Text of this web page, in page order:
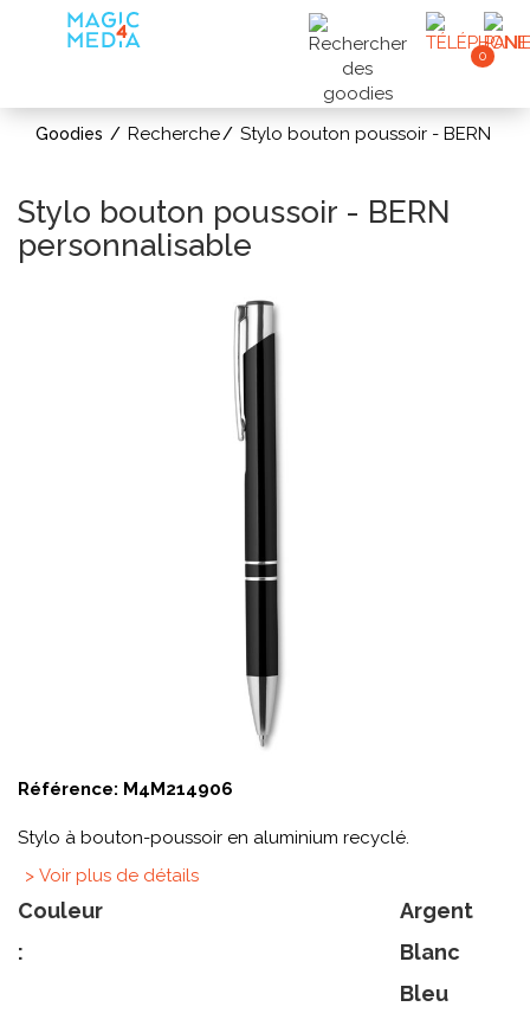
0
Goodies Recherche Stylo bouton poussoir - BERN
Stylo bouton poussoir - BERN
personnalisable
Référence: M4M214906
Stylo à bouton-poussoir en aluminium recyclé.
> Voir plus de détails
Couleur
:
Argent
Blanc
Bleu